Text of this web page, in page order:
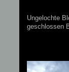
Ungelochte
geschlossen